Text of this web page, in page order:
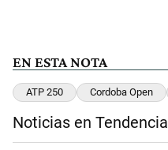
EN ESTA NOTA
ATP 250 Cordoba Open
Noticias en Tendencia